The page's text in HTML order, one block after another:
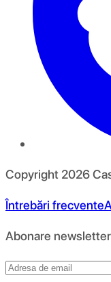
Copyright 2026
Întrebări frecvente
Abonare newsletter